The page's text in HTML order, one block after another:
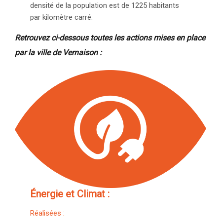
densité de la population est de 1225 habitants
par kilomètre carré.
Retrouvez ci-dessous toutes les actions mises en place
par la ville de Vernaison :
Énergie et Climat :
Réalisées :